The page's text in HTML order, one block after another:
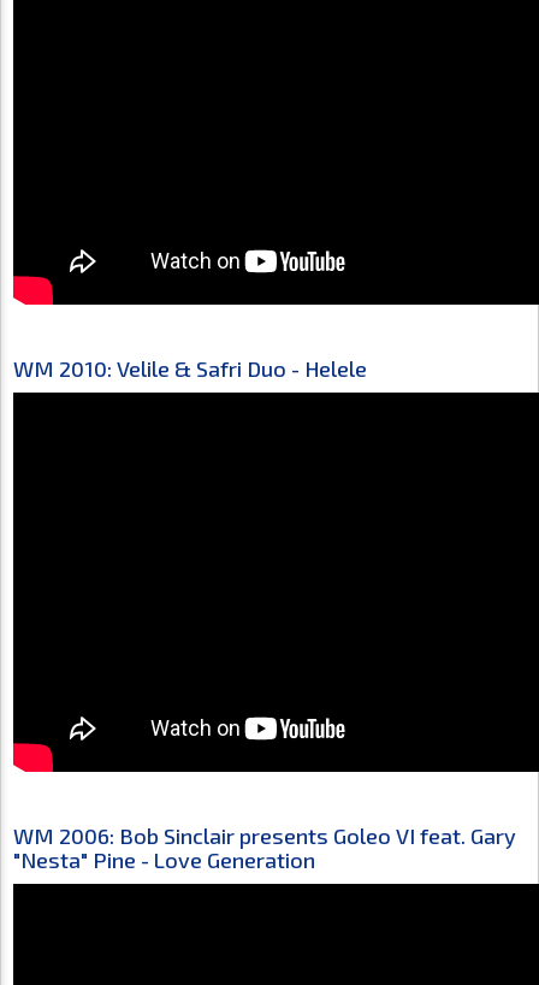
WM 2010: Velile & Safri Duo - Helele
WM 2006: Bob Sinclair presents Goleo VI feat. Gary
"Nesta" Pine - Love Generation